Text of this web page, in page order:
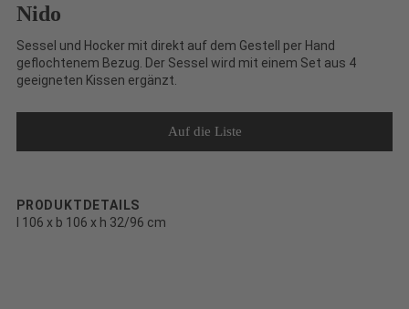
Nido
Sessel und Hocker mit direkt auf dem Gestell per Hand
geflochtenem Bezug. Der Sessel wird mit einem Set aus 4
geeigneten Kissen ergänzt.
PRODUKTDETAILS
l 106 x b 106 x h 32/96 cm